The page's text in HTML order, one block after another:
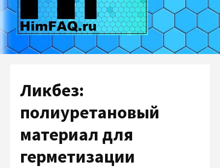
Ликбез:
полиуретановый
материал для
герметизации